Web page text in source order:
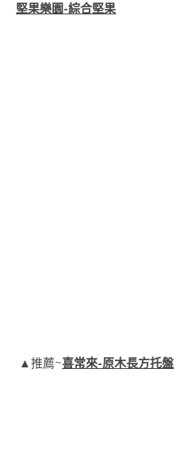
堅果樂園-綜合堅果
▲推薦~喜常來-原木長方托盤